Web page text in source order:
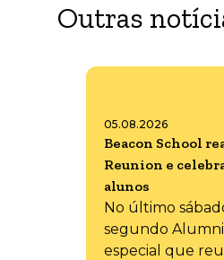
Outras
05.08.2026
Beacon School
Reunion e
alunos
No último
segundo
especial que